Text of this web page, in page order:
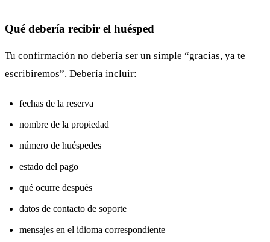
Qué debería recibir el huésped
Tu confirmación no debería ser un simple “gracias, ya te
escribiremos”. Debería incluir:
fechas de la reserva
nombre de la propiedad
número de huéspedes
estado del pago
qué ocurre después
datos de contacto de soporte
mensajes en el idioma correspondiente